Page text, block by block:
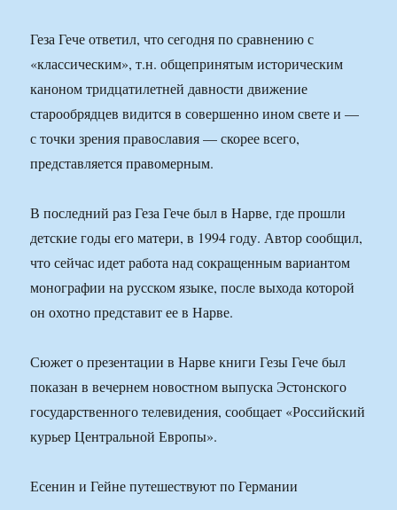
Геза Гече ответил, что сегодня по сравнению с
«классическим», т.н. общепринятым историческим
каноном тридцатилетней давности движение
старообрядцев видится в совершенно ином свете и —
с точки зрения православия — скорее всего,
представляется правомерным.
В последний раз Геза Гече был в Нарве, где прошли
детские годы его матери, в 1994 году. Автор сообщил,
что сейчас идет работа над сокращенным вариантом
монографии на русском языке, после выхода которой
он охотно представит ее в Нарве.
Сюжет о презентации в Нарве книги Гезы Гече был
показан в вечернем новостном выпуска Эстонского
государственного телевидения, сообщает «Российский
курьер Центральной Европы».
Есенин и Гейне путешествуют по Германии